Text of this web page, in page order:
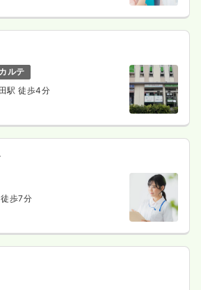
ブランク可 時給1,500円以上可
詳細を見る
一時募集休止
憩60分）
あり
ルテ
駅 徒歩4分
歩7分